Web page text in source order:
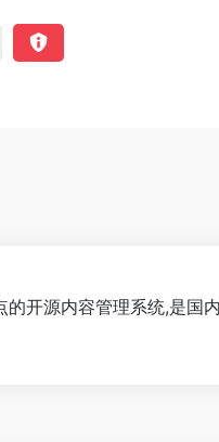
开源内容管理系统,是国